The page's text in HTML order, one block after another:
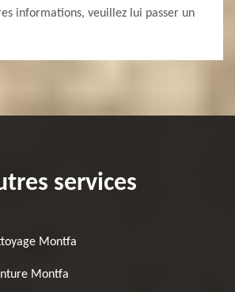
informations, veuillez lui passer un
services
Montfa
Montfa